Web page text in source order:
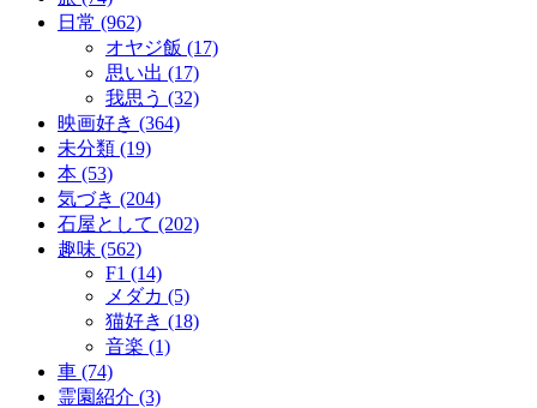
日常 (962)
オヤジ飯 (17)
思い出 (17)
我思う (32)
映画好き (364)
未分類 (19)
本 (53)
気づき (204)
石屋として (202)
趣味 (562)
F1 (14)
メダカ (5)
猫好き (18)
音楽 (1)
車 (74)
霊園紹介 (3)